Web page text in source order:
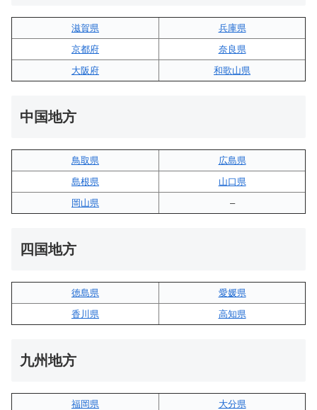
滋賀県
兵庫県
京都府
奈良県
大阪府
和歌山県
中国地方
鳥取県
広島県
島根県
山口県
岡山県
–
四国地方
徳島県
愛媛県
香川県
高知県
九州地方
福岡県
大分県